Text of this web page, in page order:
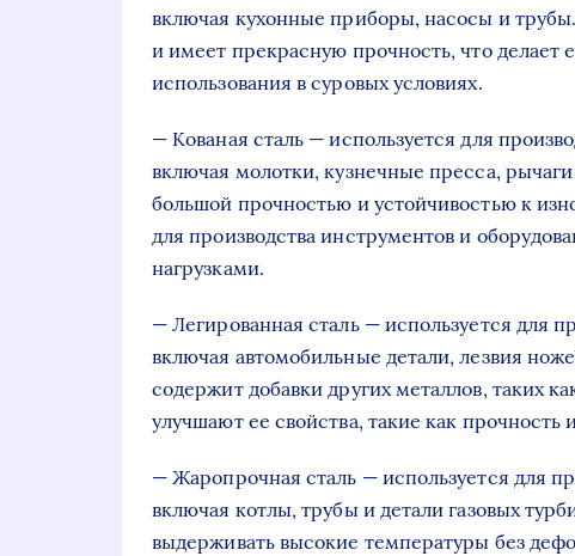
включая кухонные приборы, насосы и
и имеет прекрасную прочность, что делает
использования в суровых условиях.
— Кованая сталь — используется для
включая молотки, кузнечные пресса,
большой прочностью и устойчивостью к
для производства инструментов и
нагрузками.
— Легированная сталь — используется для
включая автомобильные детали, лезвия
содержит добавки других металлов, таких
улучшают ее свойства, такие как прочность
— Жаропрочная сталь — используется для
включая котлы, трубы и детали газовых
выдерживать высокие температуры без